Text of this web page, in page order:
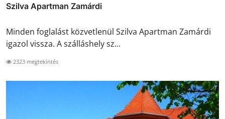
Szilva Apartman Zamárdi
Minden foglalást közvetlenül Szilva Apartman Zamárdi
igazol vissza. A szálláshely sz...
2323 megtekintés